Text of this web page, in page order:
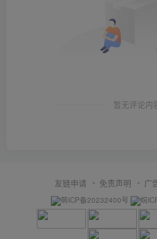
暂无评论内
友链申请 免责声明 广
萌ICP备20232400号 皖